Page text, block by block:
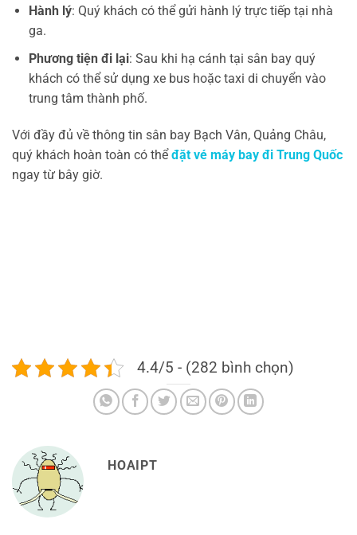
Hành lý: Quý khách có thể gửi hành lý trực tiếp tại nhà
ga.
Phương tiện đi lại: Sau khi hạ cánh tại sân bay quý
khách có thể sử dụng xe bus hoặc taxi di chuyển vào
trung tâm thành phố.
Với đầy đủ về thông tin sân bay Bạch Vân, Quảng Châu,
quý khách hoàn toàn có thểđặt vé máy bay đi Trung Quốc
ngay từ bây giờ.
4.4/5 - (282 bình chọn)
HOAIPT